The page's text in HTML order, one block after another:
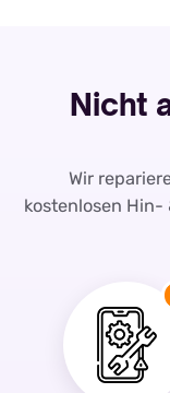
Nicht
Wir
kostenlosen